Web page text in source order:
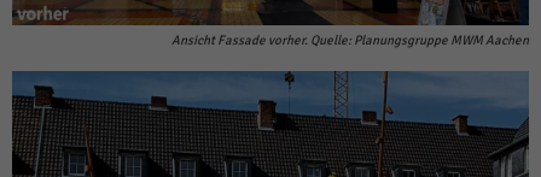
Ansicht Fassade vorher. Quelle: Planungsgruppe MWM Aachen